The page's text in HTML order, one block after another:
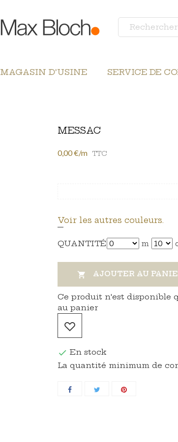
MAGASIN D'USINE SERVICE DE
MESSAC
0,00 €/m TTC
Voir les autres couleurs.
QUANTITÉ m
 AJOUTER AU
Ce produit n'est disponible
au panier
 En stock
La quantité minimum de